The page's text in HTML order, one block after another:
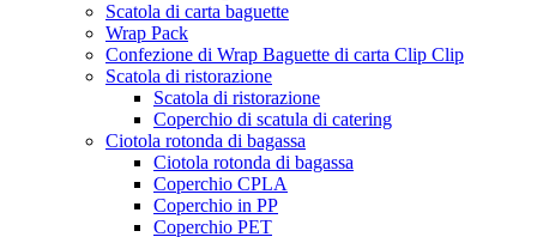
Scatola di carta baguette
Wrap Pack
Confezione di Wrap Baguette di carta Clip Clip
Scatola di ristorazione
Scatola di ristorazione
Coperchio di scatula di catering
Ciotola rotonda di bagassa
Ciotola rotonda di bagassa
Coperchio CPLA
Coperchio in PP
Coperchio PET